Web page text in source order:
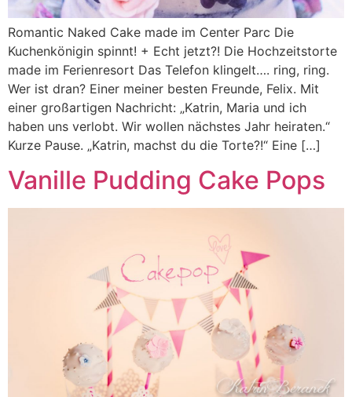
Romantic Naked Cake made im Center Parc Die
Kuchenkönigin spinnt! + Echt jetzt?! Die Hochzeitstorte
made im Ferienresort Das Telefon klingelt…. ring, ring.
Wer ist dran? Einer meiner besten Freunde, Felix. Mit
einer großartigen Nachricht: „Katrin, Maria und ich
haben uns verlobt. Wir wollen nächstes Jahr heiraten.“
Kurze Pause. „Katrin, machst du die Torte?!“ Eine […]
Vanille Pudding Cake Pops